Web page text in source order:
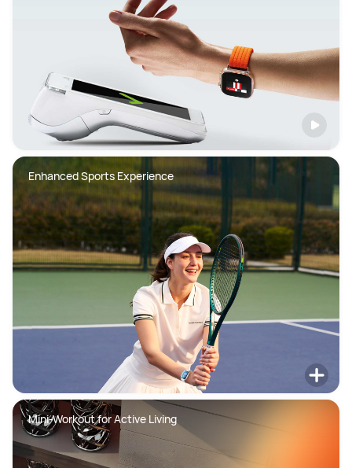
Enhanced Sports Experience
Mini-Workout for Active Living